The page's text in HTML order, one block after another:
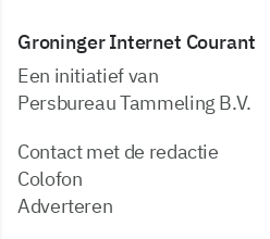
Groninger Internet Courant
Een initiatief van
Persbureau Tammeling B.V.
Contact met de redactie
Colofon
Adverteren